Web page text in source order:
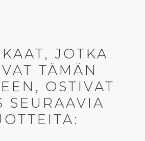
JOTKA
TÄMÄN
OSTIVAT
SEURAAVIA